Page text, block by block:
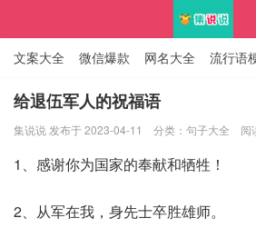
文案大全 微信爆款 网名大全 流行语
知识大全
给退伍军人的祝福语
集说说 发布于 2023-04-11 分类： 句子大全 阅
1、感谢你为国家的奉献和牺牲！
2、从军在我，身先士卒胜雄师。